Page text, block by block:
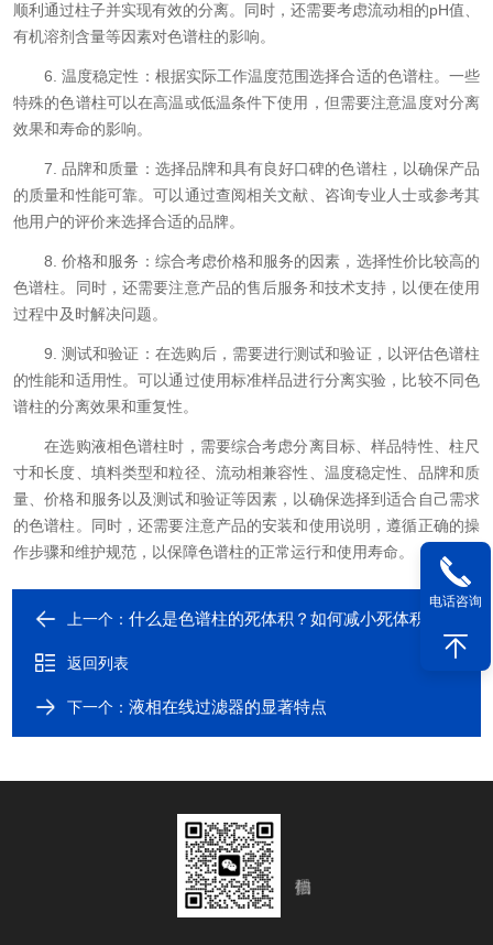
顺利通过柱子并实现有效的分离。同时，还需要考虑流动相的pH值、
有机溶剂含量等因素对色谱柱的影响。
6. 温度稳定性：根据实际工作温度范围选择合适的色谱柱。一些
特殊的色谱柱可以在高温或低温条件下使用，但需要注意温度对分离
效果和寿命的影响。
7. 品牌和质量：选择品牌和具有良好口碑的色谱柱，以确保产品
的质量和性能可靠。可以通过查阅相关文献、咨询专业人士或参考其
他用户的评价来选择合适的品牌。
8. 价格和服务：综合考虑价格和服务的因素，选择性价比较高的
色谱柱。同时，还需要注意产品的售后服务和技术支持，以便在使用
过程中及时解决问题。
9. 测试和验证：在选购后，需要进行测试和验证，以评估色谱柱
的性能和适用性。可以通过使用标准样品进行分离实验，比较不同色
谱柱的分离效果和重复性。
在选购液相色谱柱时，需要综合考虑分离目标、样品特性、柱尺
寸和长度、填料类型和粒径、流动相兼容性、温度稳定性、品牌和质
量、价格和服务以及测试和验证等因素，以确保选择到适合自己需求
的色谱柱。同时，还需要注意产品的安装和使用说明，遵循正确的操
作步骤和维护规范，以保障色谱柱的正常运行和使用寿命。
上一个：什么是色谱柱的死体积？如何减小死体积？
返回列表
下一个：液相在线过滤器的显著特点
电话咨询